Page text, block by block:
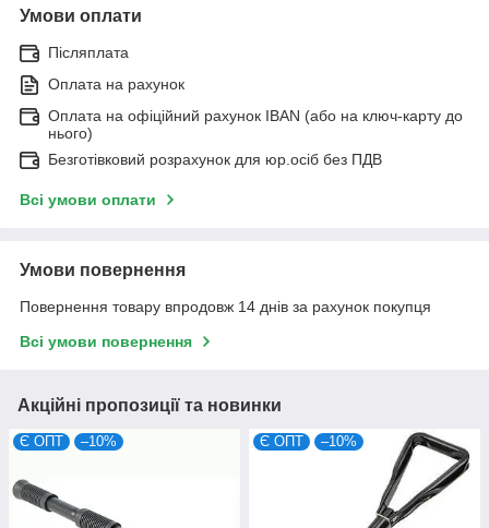
Умови оплати
Післяплата
Оплата на рахунок
Оплата на офіційний рахунок IBAN (або на ключ-карту до
нього)
Безготівковий розрахунок для юр.осіб без ПДВ
Всі умови оплати
Умови повернення
Повернення товару впродовж 14 днів за рахунок покупця
Всі умови повернення
Акційні пропозиції та новинки
Є ОПТ –10% Є ОПТ –10%